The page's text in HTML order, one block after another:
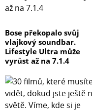
Bose překopalo svůj
vlajkový soundbar.
Lifestyle Ultra může
vyrůst až na 7.1.4